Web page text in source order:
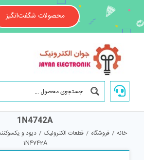
content
محصولات شگفت‌انگیز
1N4742A
خانه / فروشگاه / قطعات الکترونیک / دیود و
1N4742A